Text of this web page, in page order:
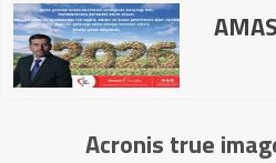
Acronis true